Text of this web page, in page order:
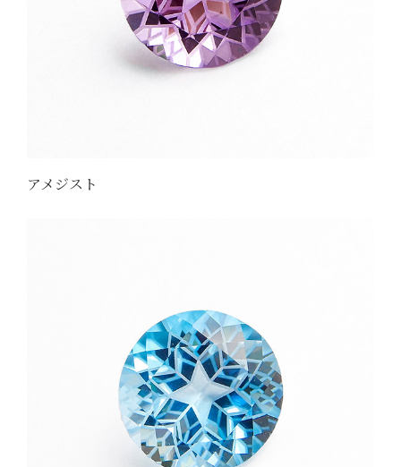
アメジスト